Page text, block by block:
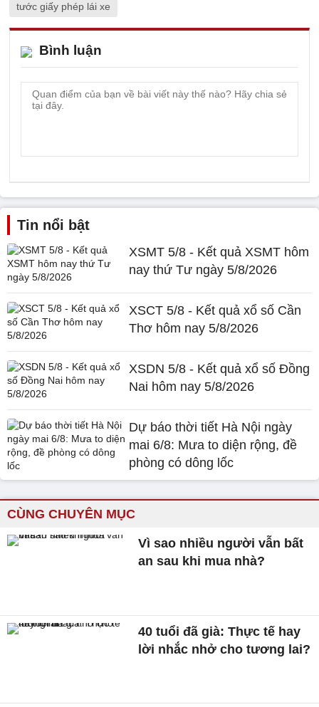
tước giấy phép lái xe
Bình luận
Tin nổi bật
XSMT 5/8 - Kết quả XSMT hôm
nay thứ Tư ngày 5/8/2026
XSCT 5/8 - Kết quả xổ số Cần
Thơ hôm nay 5/8/2026
XSDN 5/8 - Kết quả xổ số Đồng
Nai hôm nay 5/8/2026
Dự báo thời tiết Hà Nội ngày
mai 6/8: Mưa to diện rộng, đề
phòng có dông lốc
CÙNG CHUYÊN MỤC
Vì sao nhiều người vẫn bất
an sau khi mua nhà?
40 tuổi đã già: Thực tế hay
lời nhắc nhở cho tương lai?